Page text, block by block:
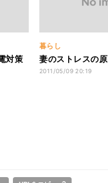
対策
暮らし
妻のストレスの
2011/05/09 20:19